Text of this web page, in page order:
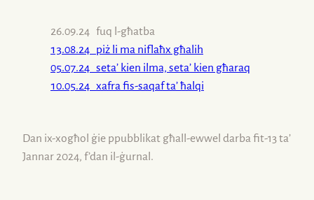
26.09.24 fuq l-għatba
13.08.24 piż li ma niflaħx għalih
05.07.24 seta’ kien ilma, seta’ kien għaraq
10.05.24 xafra fis-saqafta’ ħalqi
Dan ix-xogħol ġie ppubblikat għall-ewwel darbafit-13ta’
Jannar 2024, f’dan il-ġurnal .